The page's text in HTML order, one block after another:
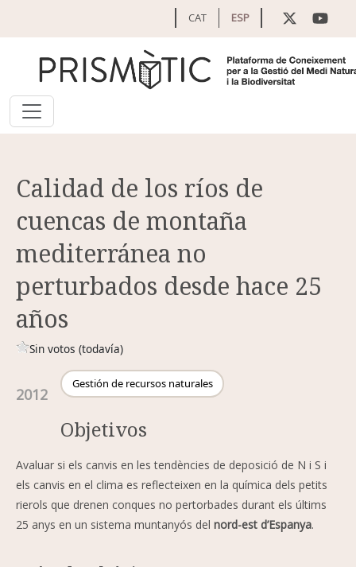
CAT ESP
Calidad de los ríos de
cuencas de montaña
mediterránea no
perturbados desde hace 25
años
Sin votos (todavía)
2012
Gestión de recursos naturales
Objetivos
Avaluar si els canvis en les tendències de deposició de N i S i
els canvis en el clima es reflecteixen en la química dels petits
rierols que drenen conques no pertorbades durant els últims
25 anys en un sistema muntanyós del nord-est d’Espanya.